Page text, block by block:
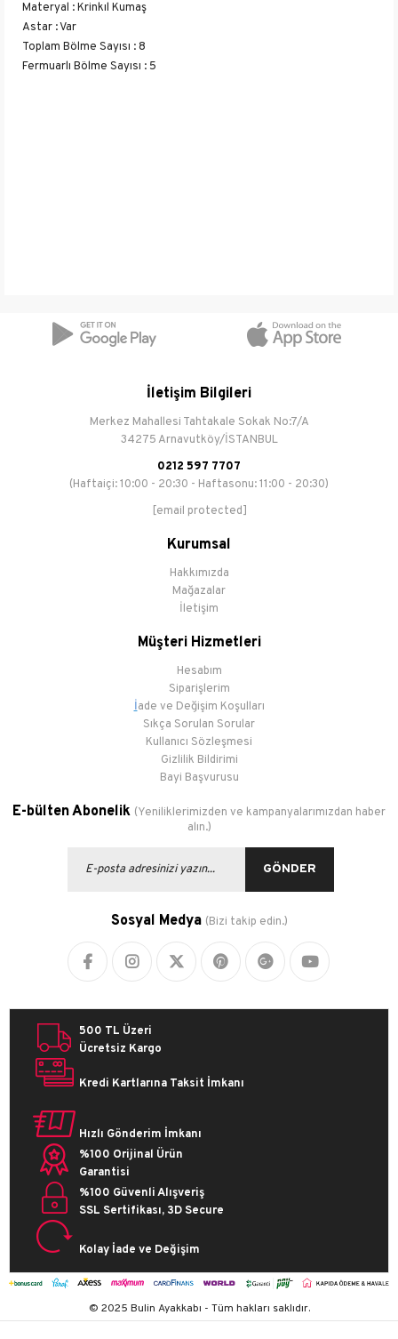
Materyal : Krinkıl Kumaş
Astar : Var
Toplam Bölme Sayısı : 8
Fermuarlı Bölme Sayısı : 5
İletişim Bilgileri
Merkez Mahallesi Tahtakale Sokak No:7/A
34275 Arnavutköy/İSTANBUL
0212 597 7707
(Haftaiçi: 10:00 - 20:30 - Haftasonu: 11:00 - 20:30)
[email protected]
Kurumsal
Hakkımızda
Mağazalar
İletişim
Müşteri Hizmetleri
Hesabım
Siparişlerim
İade ve Değişim Koşulları
Sıkça Sorulan Sorular
Kullanıcı Sözleşmesi
Gizlilik Bildirimi
Bayi Başvurusu
E-bülten Abonelik (Yeniliklerimizden ve kampanyalarımızdan haber
alın.)
GÖNDER
Sosyal Medya (Bizi takip edin.)
500 TL Üzeri
Ücretsiz Kargo
Kredi Kartlarına Taksit İmkanı
Hızlı Gönderim İmkanı
%100 Orijinal Ürün
Garantisi
%100 Güvenli Alışveriş
SSL Sertifikası, 3D Secure
Kolay İade ve Değişim
© 2025 Bulin Ayakkabı - Tüm hakları saklıdır.